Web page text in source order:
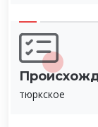
тюркское